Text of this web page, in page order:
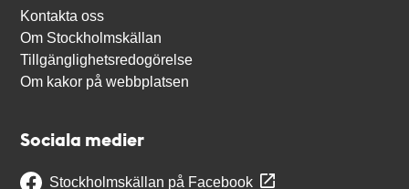
Kontakta oss
Om Stockholmskällan
Tillgänglighetsredogörelse
Om kakor på webbplatsen
Sociala medier
Stockholmskällan på Facebook